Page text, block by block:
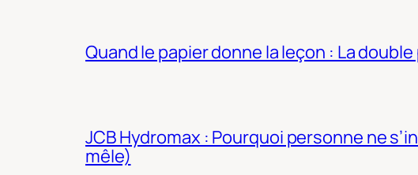
Quand le papier donne la leçon : La
JCB Hydromax : Pourquoi personne ne
mêle)